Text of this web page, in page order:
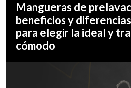
Mangueras de
beneficios y
para elegir la ideal y
cómodo